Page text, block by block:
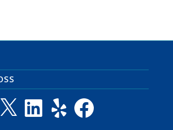
X LinkedIn Yelp Facebook